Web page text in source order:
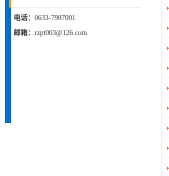
电话： 0633-7987001
邮箱： rzpt003@126.com